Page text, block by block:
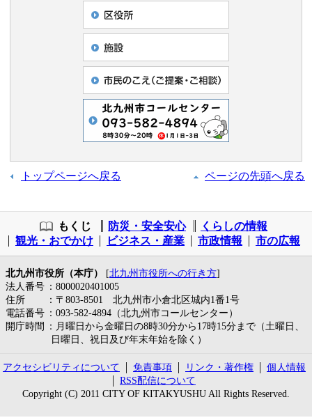
トップページへ戻る ページの先頭へ戻る
もくじ 防災・安全安心
くらしの情報
観光・おでかけ
ビジネス・産業 市政情報 市の広報
北九州市役所（本庁） [北九州市役所への行き方]
法人番号 ：8000020401005
住所
：〒803-8501 北九州市小倉北区城内1番1号
電話番号 ：093-582-4894（北九州市コールセンター）
開庁時間
：月曜日から金曜日の8時30分から17時15分まで（土曜日、
日曜日、祝日及び年末年始を除く）
アクセシビリティについて 免責事項 リンク・著作権
個人情報
RSS配信について
Copyright (C) 2011 CITY OF KITAKYUSHU All Rights Reserved.